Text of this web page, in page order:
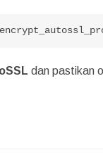
dan pastikan